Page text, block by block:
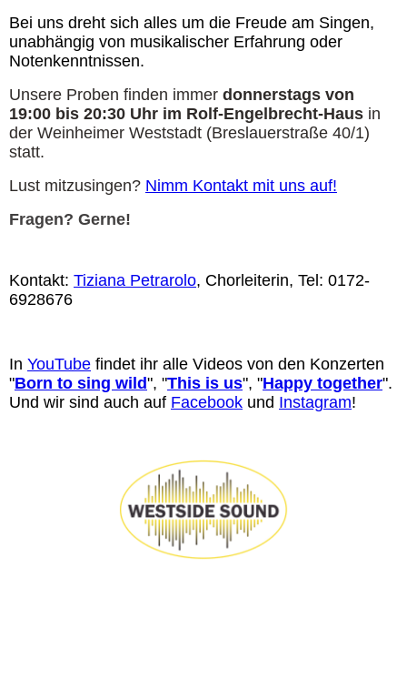
Bei uns dreht sich alles um die Freude am Singen,
unabhängig von musikalischer Erfahrung oder
Notenkenntnissen.
Unsere Proben finden immer donnerstags von
19:00 bis 20:30 Uhr im Rolf-Engelbrecht-Haus in
der Weinheimer Weststadt (Breslauerstraße 40/1)
statt.
Lust mitzusingen? Nimm Kontakt mit uns auf!
Fragen? Gerne!
Kontakt: Tiziana Petrarolo, Chorleiterin, Tel: 0172-
6928676
In YouTube findet ihr alle Videos von den Konzerten
"Born to sing wild", "This is us", "Happy together".
Und wir sind auch auf Facebook und Instagram!